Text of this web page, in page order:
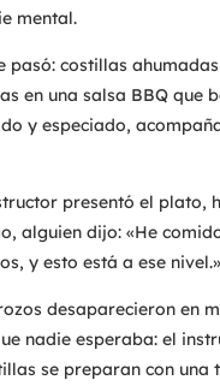
mental.
pasó: costillas
en una salsa BBQ que
y especiado,
presentó el plato,
alguien dijo: «He
y esto está a ese nivel.»
desaparecieron en
nadie esperaba: el
se preparan con una